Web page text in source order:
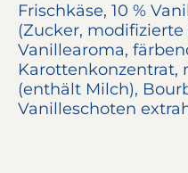
Frischkäse, 10 %
(Zucker,
Vanillearoma,
Karottenkonzentrat,
(enthält Milch),
Vanilleschoten